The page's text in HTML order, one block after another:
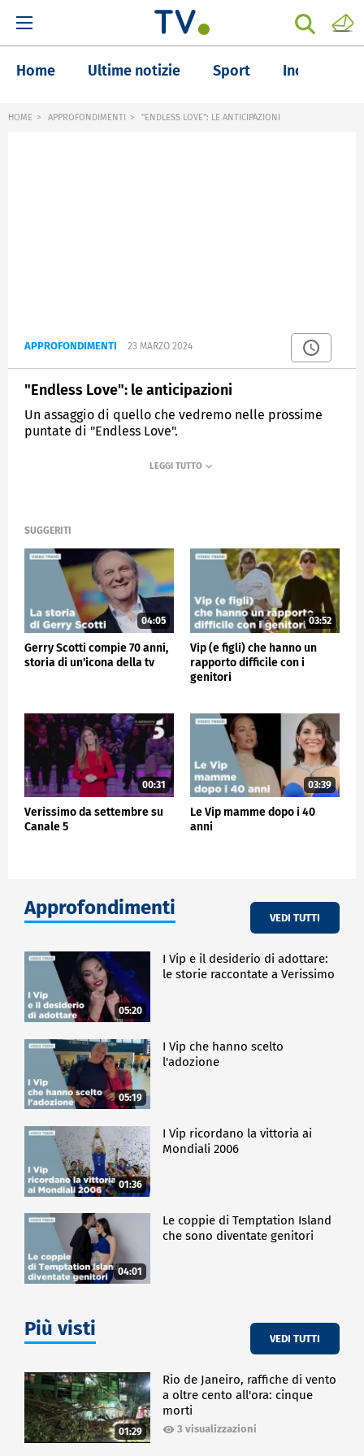
Home Ultime notizie Sport Inchieste
HOME APPROFONDIMENTI "ENDLESS LOVE": LE ANTICIPAZIONI
APPROFONDIMENTI 23 MARZO 2024
"Endless Love": le anticipazioni
Un assaggio di quello che vedremo nelle prossime
puntate di "Endless Love".
VERISSIMO
SUGGERITI
04:05
Gerry Scotti compie 70 anni,
storia di un'icona della tv
03:52
Vip (e figli) che hanno un
rapporto difficile con i
genitori
00:31
Verissimo da settembre su
Canale 5
03:39
Le Vip mamme dopo i 40
anni
Approfondimenti VEDI TUTTI
05:20
I Vip e il desiderio di adottare:
le storie raccontate a Verissimo
05:19
I Vip che hanno scelto
l'adozione
01:36
I Vip ricordano la vittoria ai
Mondiali 2006
04:01
Le coppie di Temptation Island
che sono diventate genitori
Più visti VEDI TUTTI
01:29
Rio de Janeiro, raffiche di vento
a oltre cento all'ora: cinque
morti
3 visualizzazioni